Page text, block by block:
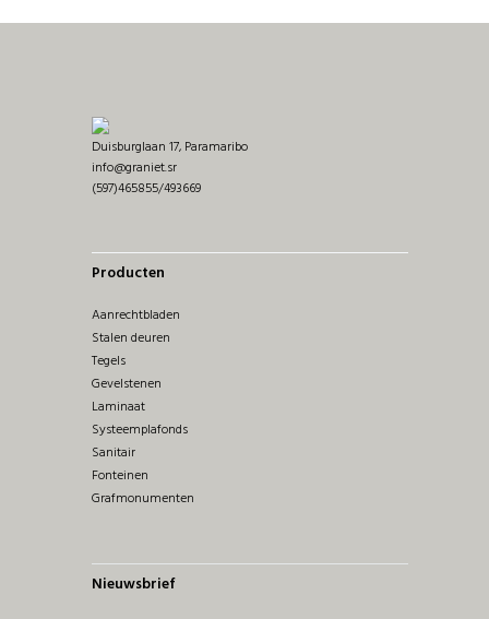
Duisburglaan 17, Paramaribo
info@graniet.sr
(597)465855/493669
Producten
Aanrechtbladen
Stalen deuren
Tegels
Gevelstenen
Laminaat
Systeemplafonds
Sanitair
Fonteinen
Grafmonumenten
Nieuwsbrief